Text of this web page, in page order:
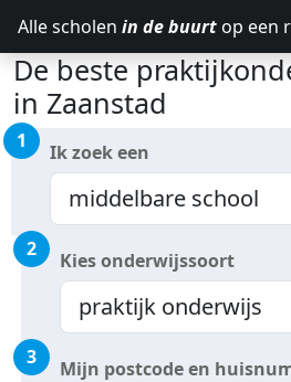
Alle scholen in de buurt op een
De beste
in Zaanstad
1 Ik zoek een
2 Kies onderwijssoort
3 Mijn postcode en